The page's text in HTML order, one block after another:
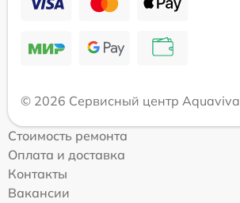
© 2026 Сервисный центр Aquaviva
Стоимость ремонта
Оплата и доставка
Контакты
Вакансии